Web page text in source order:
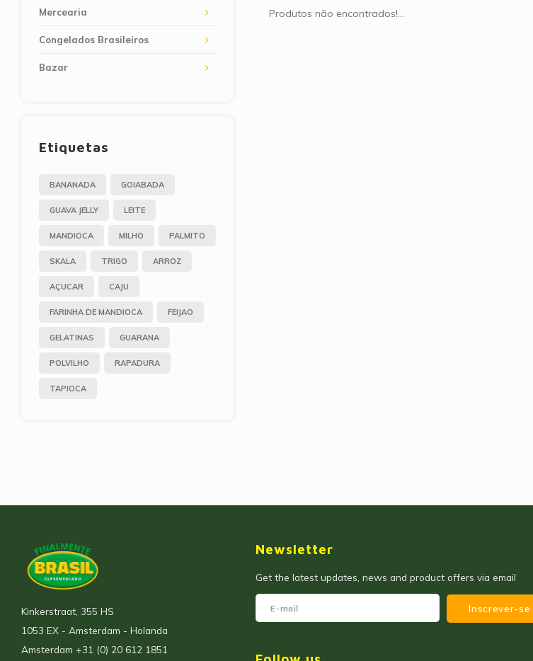
Mercearia
Congelados Brasileiros
Bazar
Etiquetas
BANANADA GOIABADA
GUAVA JELLY LEITE
MANDIOCA MILHO PALMITO
SKALA TRIGO ARROZ
AÇUCAR CAJU
FARINHA DE MANDIOCA FEIJAO
GELATINAS GUARANA
POLVILHO RAPADURA
TAPIOCA
Produtos não encontrados!...
Kinkerstraat, 355 HS
1053 EX - Amsterdam - Holanda
Amsterdam +31 (0) 20 612 1851
Newsletter
Get the latest updates, news and product offers via email
Inscrever-se